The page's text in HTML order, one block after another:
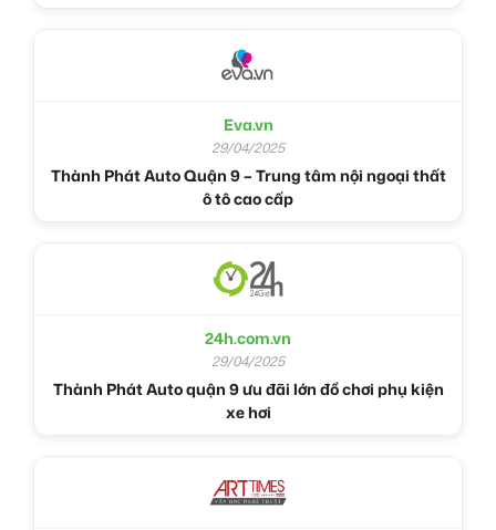
Eva.vn
29/04/2025
Thành Phát Auto Quận 9 – Trung tâm nội ngoại thất
ô tô cao cấp
24h.com.vn
29/04/2025
Thành Phát Auto quận 9 ưu đãi lớn đồ chơi phụ kiện
xe hơi